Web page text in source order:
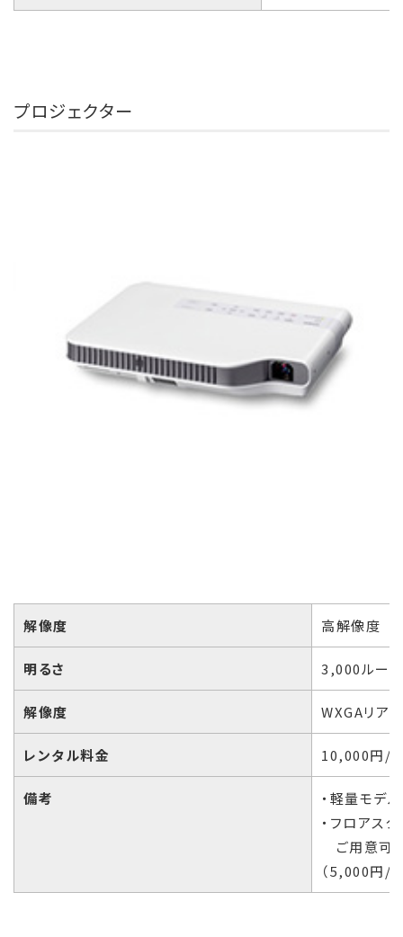
プロジェクター
解像度 高解像度
明るさ 3,000ルー
解像度 WXGAリアル
レンタル料金 10,000円/
備考
・軽量モデル
・フロアス
ご用意可
（5,000円/